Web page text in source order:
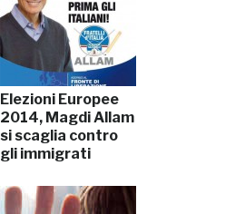
Elezioni Europee
2014, Magdi Allam
si scaglia contro
gli immigrati